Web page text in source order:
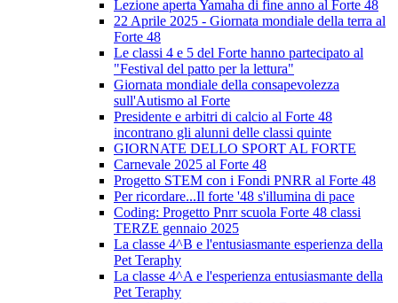
Lezione aperta Yamaha di fine anno al Forte 48
22 Aprile 2025 - Giornata mondiale della terra al
Forte 48
Le classi 4 e 5 del Forte hanno partecipato al
"Festival del patto per la lettura"
Giornata mondiale della consapevolezza
sull'Autismo al Forte
Presidente e arbitri di calcio al Forte 48
incontrano gli alunni delle classi quinte
GIORNATE DELLO SPORT AL FORTE
Carnevale 2025 al Forte 48
Progetto STEM con i Fondi PNRR al Forte 48
Per ricordare...Il forte '48 s'illumina di pace
Coding: Progetto Pnrr scuola Forte 48 classi
TERZE gennaio 2025
La classe 4^B e l'entusiasmante esperienza della
Pet Teraphy
La classe 4^A e l'esperienza entusiasmante della
Pet Teraphy